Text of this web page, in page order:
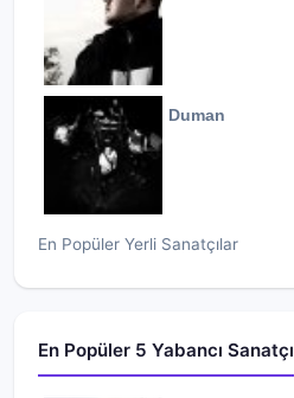
Duman
En Popüler Yerli Sanatçılar
En Popüler 5 Yabancı Sanatçı